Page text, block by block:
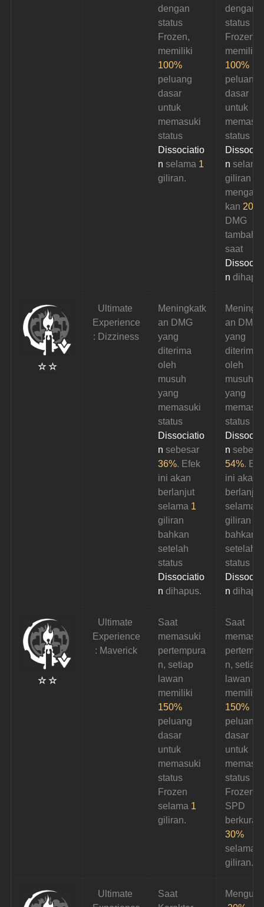
dengan
status
Frozen,
memiliki
100%
peluang
dasar
untuk
memasuki
status
Dissociatio
n selama 1
giliran.
dengan
status
Frozen,
memiliki
100%
peluang
dasar
untuk
status
n
giliran
kan 20%
DMG
saat
n
☆ ☆
Ultimate
Experience
: Dizziness
Meningkatk
an DMG
yang
diterima
oleh
musuh
yang
memasuki
status
Dissociatio
n sebesar
36%. Efek
ini akan
berlanjut
selama 1
giliran
bahkan
setelah
status
Dissociatio
n dihapus.
an DMG
yang
diterima
oleh
musuh
yang
status
n
54%.
ini akan
berlanjut
selama
giliran
bahkan
setelah
status
n
☆ ☆
Ultimate
Experience
: Maverick
Saat
memasuki
pertempura
n, setiap
lawan
memiliki
150%
peluang
dasar
untuk
memasuki
status
Frozen
selama 1
giliran.
Saat
n, setiap
lawan
memiliki
150%
peluang
dasar
untuk
status
Frozen
SPD
30%
selama
giliran.
Ultimate
Saat